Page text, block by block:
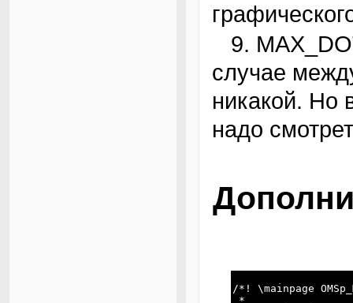
9. MAX_DOT_GRAPH_DEPTH — в моем
случае
никакой. Но
надо
/*! \mainpage
*